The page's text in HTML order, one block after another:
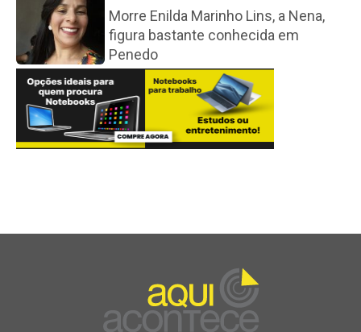
Morre Enilda Marinho Lins, a Nena,
figura bastante conhecida em
Penedo